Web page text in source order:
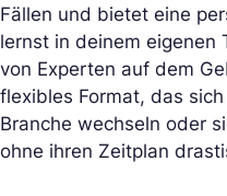
Fällen und bietet eine
lernst in deinem eigenen
von Experten auf dem
flexibles Format, das
Branche wechseln oder
ohne ihren Zeitplan